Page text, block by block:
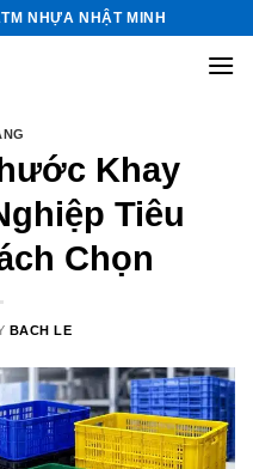
NHỰA NHẬT MINH
Khay
Tiêu
Chọn
BACH LE